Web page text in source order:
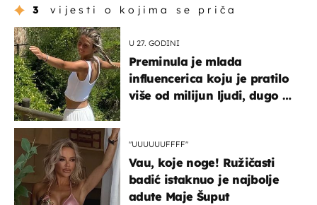
3 vijesti o kojima se priča
U 27. GODINI
Preminula je mlada
influencerica koju je pratilo
više od milijun ljudi, dugo se
"UUUUUUFFFF"
Vau, koje noge! Ružičasti
badić istaknuo je najbolje
adute Maje Šuput